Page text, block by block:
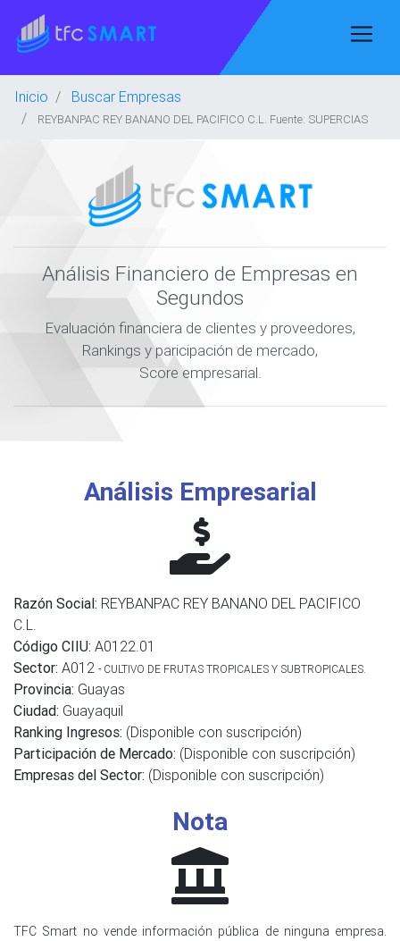
Inicio Buscar Empresas
REYBANPAC REY BANANO DEL PACIFICO C.L. Fuente: SUPERCIAS
Análisis Financiero de Empresas en
Segundos
Evaluación financiera de clientes y proveedores,
Rankings y paricipación de mercado,
Score empresarial.
Análisis Empresarial
Razón Social: REYBANPAC REY BANANO DEL PACIFICO
C.L.
Código CIIU: A0122.01
Sector: A012 - CULTIVO DE FRUTAS TROPICALES Y SUBTROPICALES.
Provincia: Guayas
Ciudad: Guayaquil
Ranking Ingresos: (Disponible con suscripción)
Participación de Mercado: (Disponible con suscripción)
Empresas del Sector: (Disponible con suscripción)
Nota
TFC Smart no vende información pública de ninguna empresa.